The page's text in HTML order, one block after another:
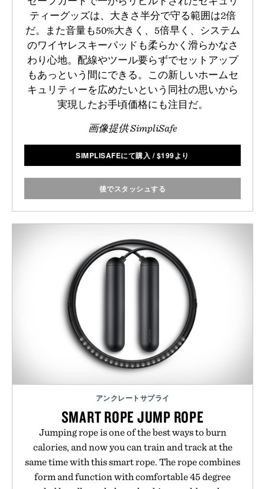
ティーグッズは、大きさ半分で守る範囲は2倍
だ。また音量も50%大きく、5倍早く、システム
のワイヤレスキーパッドも柔らかく滑らかなさ
わり心地。配線やツール要らずでセットアップ
もあっという間にできる。この新しいホームセ
キュリティーを広めたいという同社の思いから
実現したお手頃価格にも注目だ。
画像提供 SimpliSafe
SIMPLISAFEにて購入 /$199より
後でスタッシュする
アンクレートサプライ
SMART ROPE JUMP ROPE
Jumping rope is one of the best ways to burn
calories, and now you can train and track at the
same time with this smart rope. The rope combines
form and function with comfortable 45 degree